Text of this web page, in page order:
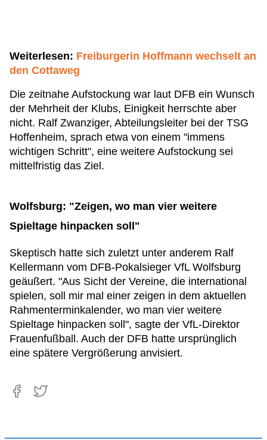
Weiterlesen: Freiburgerin Hoffmann wechselt an
den Cottaweg
Die zeitnahe Aufstockung war laut DFB ein Wunsch
der Mehrheit der Klubs, Einigkeit herrschte aber
nicht. Ralf Zwanziger, Abteilungsleiter bei der TSG
Hoffenheim, sprach etwa von einem "immens
wichtigen Schritt", eine weitere Aufstockung sei
mittelfristig das Ziel.
Wolfsburg: "Zeigen, wo man vier weitere
Spieltage hinpacken soll"
Skeptisch hatte sich zuletzt unter anderem Ralf
Kellermann vom DFB-Pokalsieger VfL Wolfsburg
geäußert. "Aus Sicht der Vereine, die international
spielen, soll mir mal einer zeigen in dem aktuellen
Rahmenterminkalender, wo man vier weitere
Spieltage hinpacken soll", sagte der VfL-Direktor
Frauenfußball. Auch der DFB hatte ursprünglich
eine spätere Vergrößerung anvisiert.